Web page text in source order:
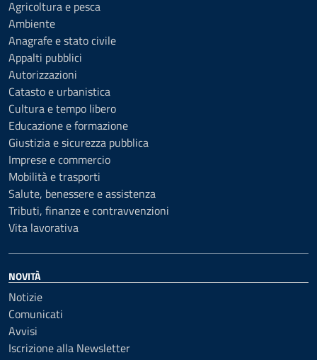
Agricoltura e pesca
Ambiente
Anagrafe e stato civile
Appalti pubblici
Autorizzazioni
Catasto e urbanistica
Cultura e tempo libero
Educazione e formazione
Giustizia e sicurezza pubblica
Imprese e commercio
Mobilità e trasporti
Salute, benessere e assistenza
Tributi, finanze e contravvenzioni
Vita lavorativa
NOVITÀ
Notizie
Comunicati
Avvisi
Iscrizione alla Newsletter